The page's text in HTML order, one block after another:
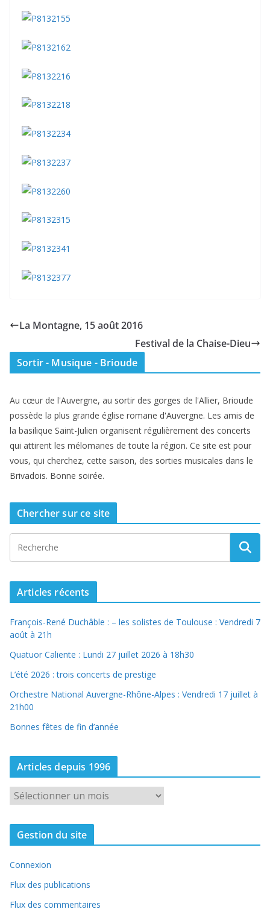
La Montagne, 15 août 2016
Festival de la Chaise-Dieu
Sortir - Musique - Brioude
Au cœur de l'Auvergne, au sortir des gorges de l'Allier, Brioude
possède la plus grande église romane d'Auvergne. Les amis de
la basilique Saint-Julien organisent régulièrement des concerts
qui attirent les mélomanes de toute la région. Ce site est pour
vous, qui cherchez, cette saison, des sorties musicales dans le
Brivadois. Bonne soirée.
Chercher sur ce site
Articles récents
François-René Duchâble : – les solistes de Toulouse : Vendredi 7
août à 21h
Quatuor Caliente : Lundi 27 juillet 2026 à 18h30
L’été 2026 : trois concerts de prestige
Orchestre National Auvergne-Rhône-Alpes : Vendredi 17 juillet à
21h00
Bonnes fêtes de fin d’année
Articles depuis 1996
r
t
l
e
Gestion du site
Connexion
Flux des publications
Flux des commentaires